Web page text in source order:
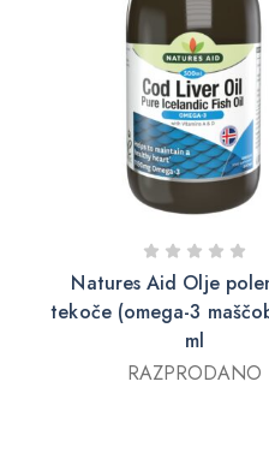
Natures Aid Olje
tekoče (omega-3
ml
RAZPRODANO